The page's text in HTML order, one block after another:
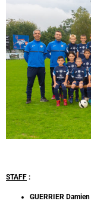
STAFF :
GUERRIER Damien